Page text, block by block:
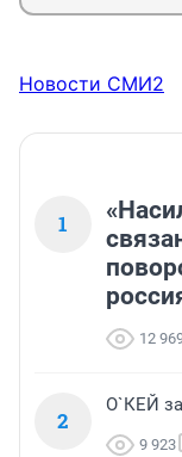
Новости СМИ2
1
12
2
О`КЕЙ
9 923